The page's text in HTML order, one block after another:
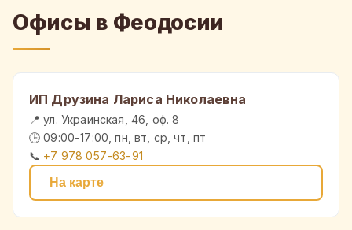
Офисы в Феодосии
ИП Друзина Лариса Николаевна
📍 ул. Украинская, 46, оф. 8
🕒 09:00-17:00, пн, вт, ср, чт, пт
📞 +7 978 057-63-91
На карте